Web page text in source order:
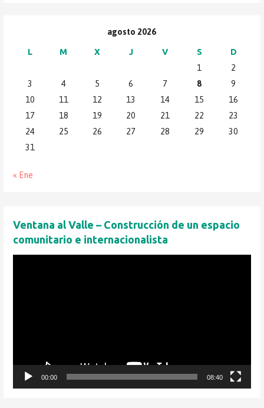
agosto 2026
L M X J V S
D
1
2
3
4 5 6 7 8
9
10
11 12 13 14 15
16
17
18 19 20 21 22
23
24
25 26 27 28 29
30
31
« Ene
Ventana al Valle – Construcción de un espacio
comunitario e internacionalista
00:00 08:40